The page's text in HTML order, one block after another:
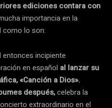
ediciones contara con
importancia en la
como lo son:
entonces incipiente
en español al lanzar su
«Canción a Dios».
después,celebra la
extraordinario en el